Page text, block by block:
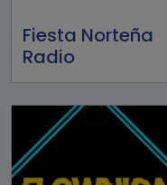
Fiesta Norteña
Radio